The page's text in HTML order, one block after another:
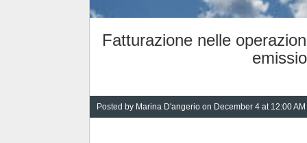
Fatturazione nelle
Posted by Marina D'angerio on December 4 at 12:00 AM